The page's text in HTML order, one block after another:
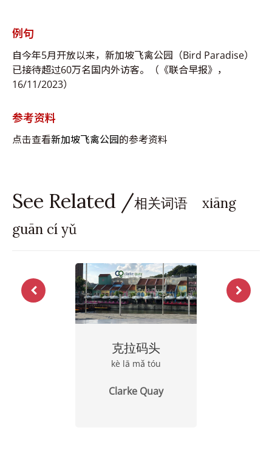
例句
自今年5月开放以来，新加坡飞禽公园（Bird Paradise）
已接待超过60万名国内外访客。（《联合早报》，
16/11/2023）
参考资料
点击查看新加坡飞禽公园的参考资料
See Related /相关词语 xiāng
guān cí yǔ
克拉码头
kè lā mǎ tóu
Clarke Quay